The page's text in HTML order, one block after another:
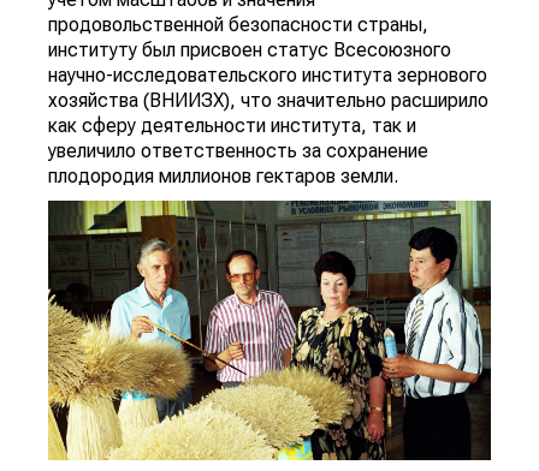
продовольственной безопасности страны,
институту был присвоен статус Всесоюзного
научно-исследовательского института зернового
хозяйства (ВНИИЗХ), что значительно расширило
как сферу деятельности института, так и
увеличило ответственность за сохранение
плодородия миллионов гектаров земли.